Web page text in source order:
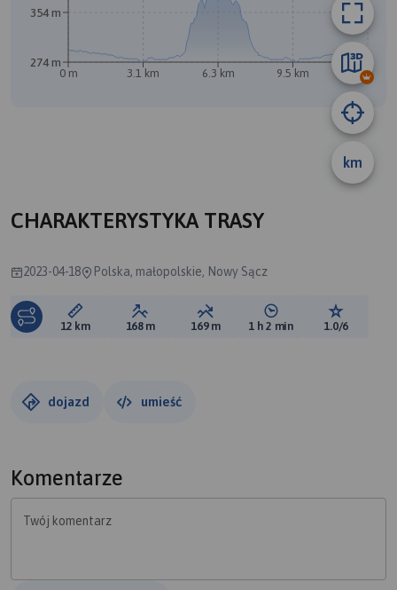
BA
km
0 m 3.1 km 6.3 km 9.5 km 12 km
274 m
354 m
CHARAKTERYSTYKA TRASY
2023-04-18 Polska, małopolskie, Nowy Sącz
Długość trasy:
12 km Suma przewyższeń:
168 m Suma spadków:
169 m Średni czas potrzebny
1 h 2 min Ocena
1.0/6
dojazd umieść
Komentarze
Twój komentarz